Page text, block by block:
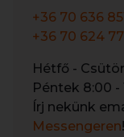
+36 70 636
+36 70 624
Hétfő -
Péntek 8:00
Írj nekünk
Messengeren!